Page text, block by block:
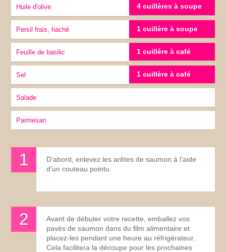
Huile d'olive 4 cuillères à soupe
Persil frais, haché 1 cuillère à soupe
Feuille de basilic 1 cuillère à café
sel 1 cuillère à café
Salade
Parmesan
D’abord, enlevez les arêtes de saumon à l’aide
d’un couteau pointu.
Avant de débuter votre recette, emballez vos
pavés de saumon dans du film alimentaire et
placez-les pendant une heure au réfrigérateur.
Cela facilitera la découpe pour les prochaines